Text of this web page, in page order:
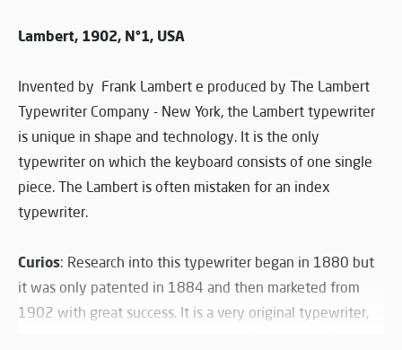
Lambert, 1902, N°1, USA
Invented by Frank Lambert e produced by The Lambert
Typewriter Company - New York, the Lambert typewriter
is unique in shape and technology. It is the only
typewriter on which the keyboard consists of one single
piece. The Lambert is often mistaken for an index
typewriter.
Curios: Research into this typewriter began in 1880 but
it was only patented in 1884 and then marketed from
1902 with great success. It is a very original typewriter,